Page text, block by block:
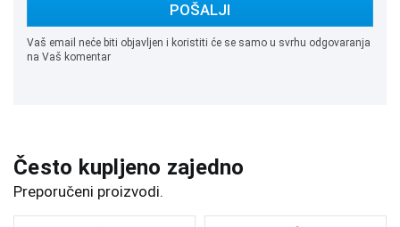
POŠALJI
Vaš email neće biti objavljen i koristiti će se samo u svrhu odgovaranja
na Vaš komentar
Često kupljeno zajedno
Preporučeni proizvodi.